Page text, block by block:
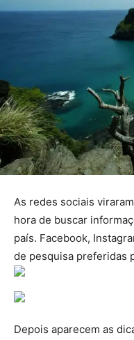
As redes sociais
hora de buscar
país. Facebook,
de pesquisa preferidas
Depois aparecem as